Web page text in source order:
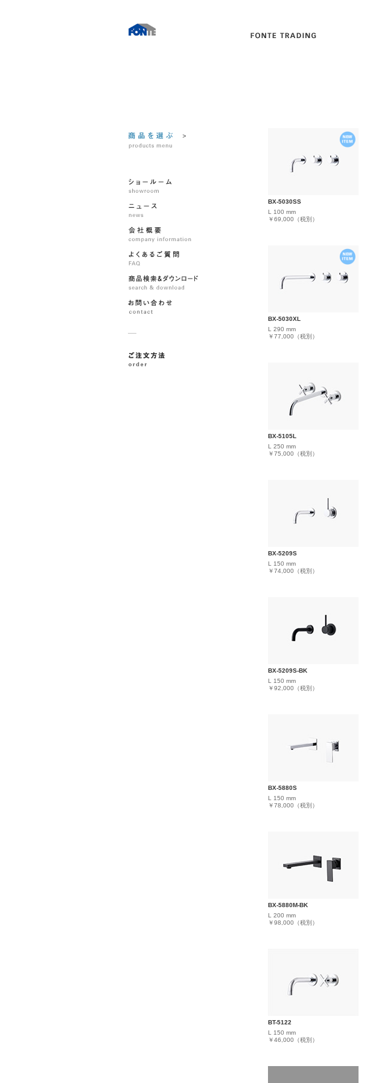
BX-5030SS
L 100 mm
￥69,000（税別）
BX-5030XL
L 290 mm
￥77,000（税別）
BX-5105L
L 250 mm
￥75,000（税別）
BX-5209S
L 150 mm
￥74,000（税別）
BX-5209S-BK
L 150 mm
￥92,000（税別）
BX-5880S
L 150 mm
￥78,000（税別）
BX-5880M-BK
L 200 mm
￥98,000（税別）
BT-5122
L 150 mm
￥46,000（税別）